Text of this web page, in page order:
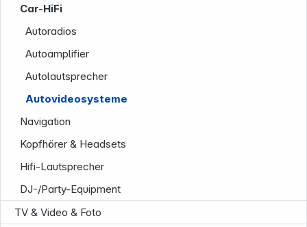
Car-HiFi
Autoradios
Autoamplifier
Autolautsprecher
Autovideosysteme
Navigation
Kopfhörer & Headsets
Hifi-Lautsprecher
DJ-/Party-Equipment
TV & Video & Foto
Informationen